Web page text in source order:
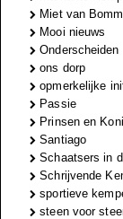
Miet van
Mooi nieuws
Onderscheiden
ons dorp
opmerkelijke
Passie
Prinsen en
Santiago
Schaatsers in
Schrijvende
sportieve
steen voor